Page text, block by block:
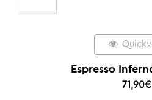
Espresso
71,90€